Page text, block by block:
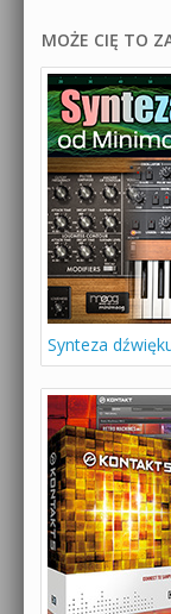
MOŻE CIĘ TO
Synteza